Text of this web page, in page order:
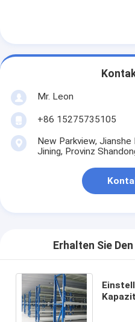
Mr. Leon
+86 15275735105
New Parkview,
Jining, Provinz
Erhalten Sie